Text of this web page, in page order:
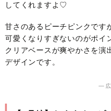
してくれますよ♡
甘さのあるピーチピンクです
可愛くなりすぎないのがポイ
クリアベースが爽やかさを演
デザインです。
―